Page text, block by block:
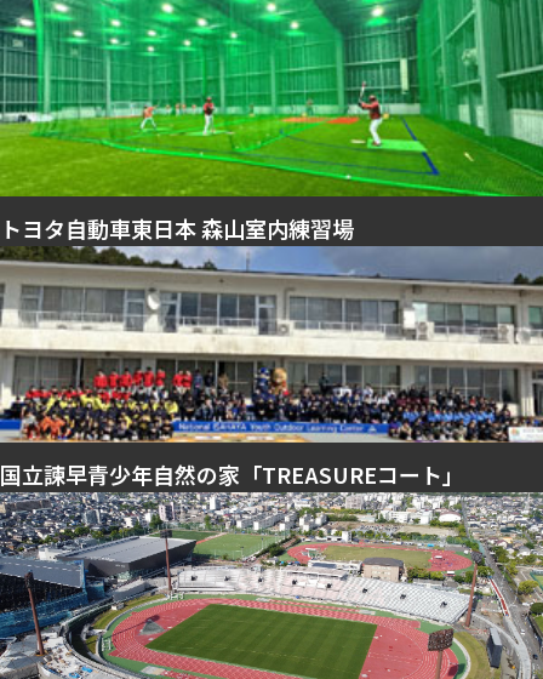
トヨタ自動車東日本 森山室内練習場
国立諫早青少年自然の家「TREASUREコート」